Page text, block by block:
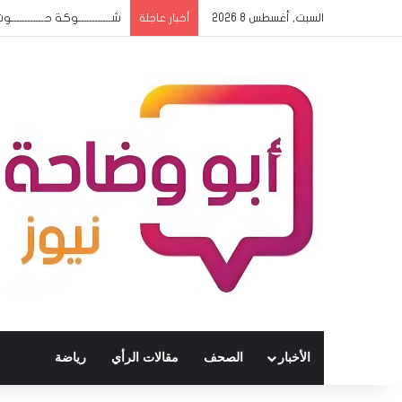
السبت, أغسطس 8 2026 أخبار عاجلة شــــــــــــوكة
الأخبار الصحف مقالات الرأي رياضة